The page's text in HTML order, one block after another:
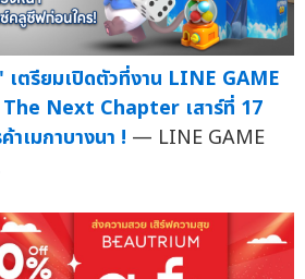
ตรียมเปิดตัวที่งาน LINE GAME
Next Chapter เสาร์ที่ 17
เมกาบางนา ! — LINE GAME